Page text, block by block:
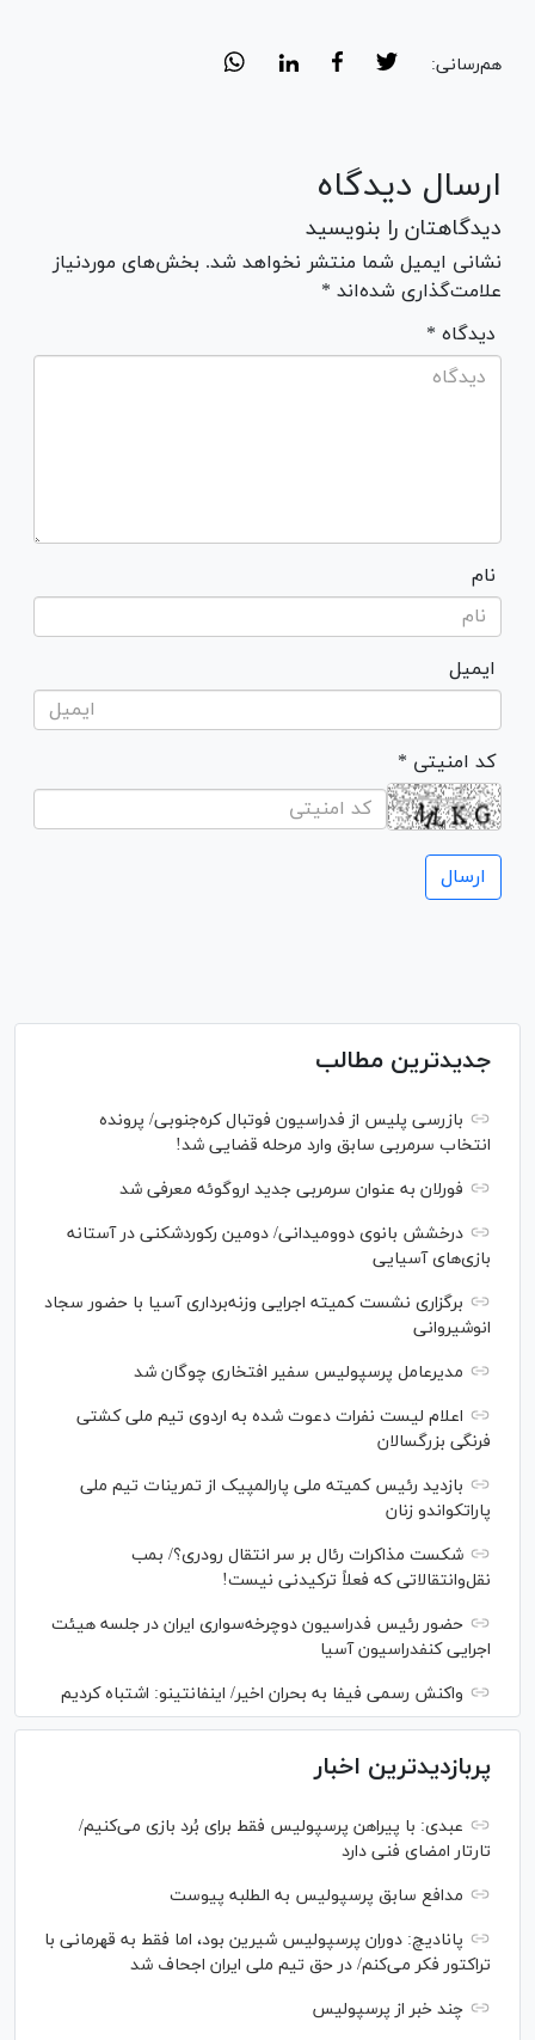
هم‌رسانی:
ارسال دیدگاه
دیدگاهتان را بنویسید
نشانی ایمیل شما منتشر نخواهد شد. بخش‌های موردنیاز
علامت‌گذاری شده‌اند *
* دیدگاه
نام
ایمیل
* کد امنیتی
جدیدترین مطالب
بازرسی پلیس از فدراسیون فوتبال کره‌جنوبی/ پرونده
انتخاب سرمربی سابق وارد مرحله قضایی شد!
فورلان به عنوان سرمربی جدید اروگوئه معرفی شد
درخشش بانوی دوومیدانی/ دومین رکوردشکنی در آستانه
بازی‌های آسیایی
برگزاری نشست کمیته اجرایی وزنه‌برداری آسیا با حضور سجاد
انوشیروانی
مدیرعامل پرسپولیس سفیر افتخاری چوگان شد
اعلام لیست نفرات دعوت شده به اردوی تیم ملی کشتی
فرنگی بزرگسالان
بازدید رئیس کمیته ملی پارالمپیک از تمرینات تیم ملی
پاراتکواندو زنان
شکست مذاکرات رئال بر سر انتقال رودری؟/ بمب
نقل‌وانتقالاتی که فعلاً ترکیدنی نیست!
حضور رئیس فدراسیون دوچرخه‌سواری ایران در جلسه هیئت
اجرایی کنفدراسیون آسیا
واکنش رسمی فیفا به بحران اخیر/ اینفانتینو: اشتباه کردیم
پربازدیدترین اخبار
عبدی: با پیراهن پرسپولیس فقط برای بُرد بازی می‌کنیم/
تارتار امضای فنی دارد
مدافع سابق پرسپولیس به الطلبه پیوست
پانادیچ: دوران پرسپولیس شیرین بود، اما فقط به قهرمانی با
تراکتور فکر می‌کنم/ در حق تیم ملی ایران اجحاف شد
چند خبر از پرسپولیس